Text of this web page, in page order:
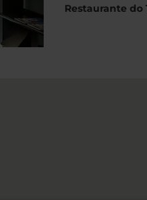
Restaurante do